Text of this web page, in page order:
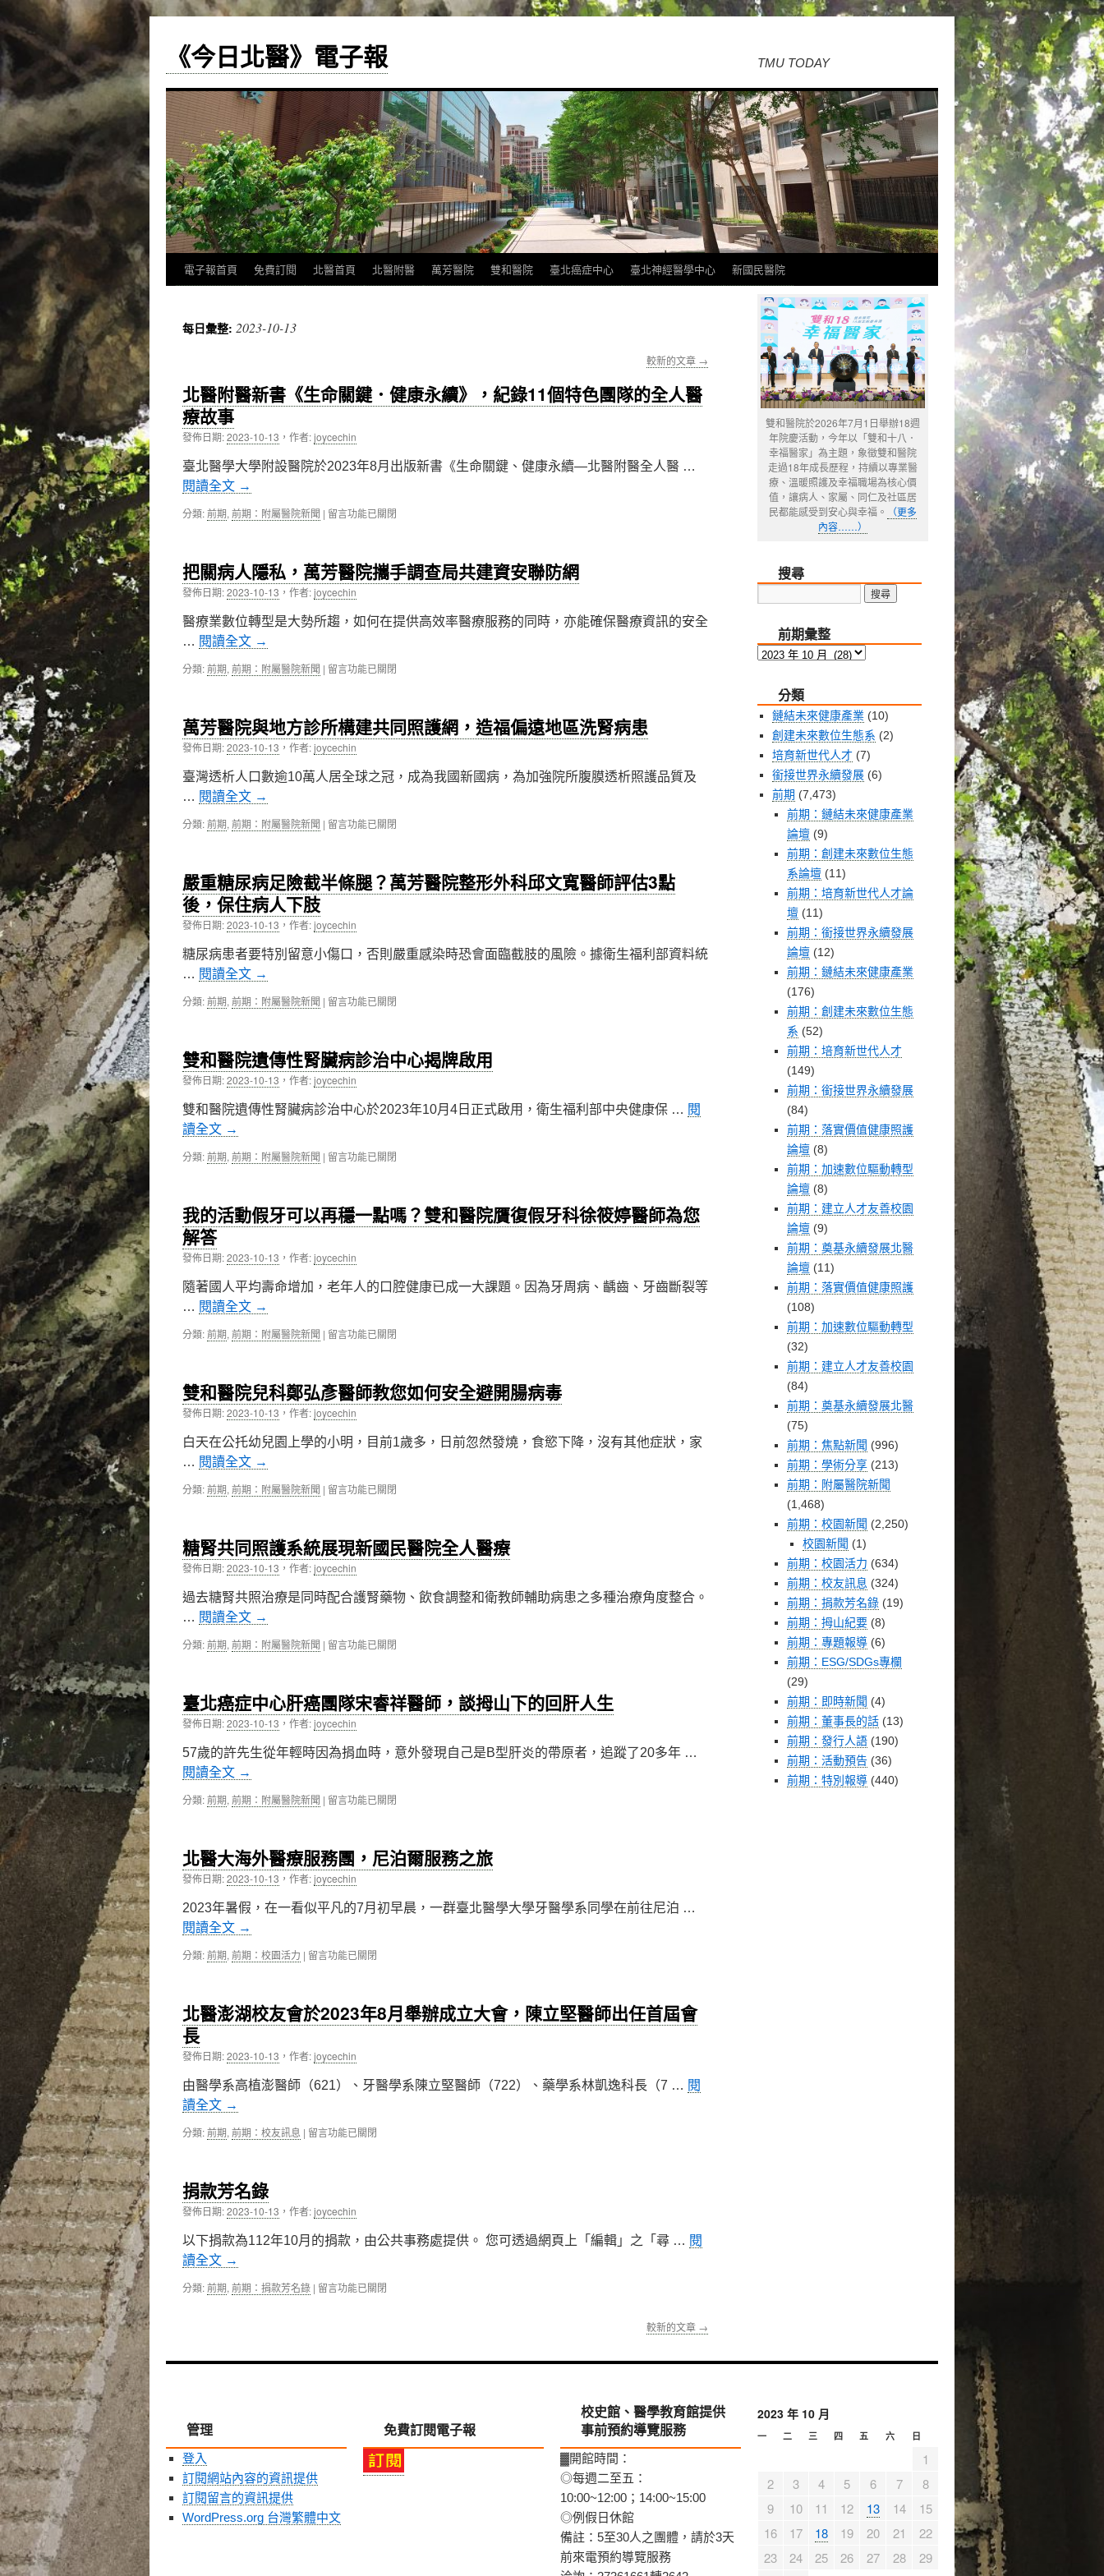
《今日北醫》電子報 TMU TODAY
跳
主
內
容
電子報首頁 免費訂閱 北醫首頁 北醫附醫 萬芳醫院 雙和醫院 臺北癌症中心 臺北神經醫學中心 新國民醫院
每日彙整: 2023-10-13
較新的文章 →
北醫附醫新書《生命關鍵．健康永續》，紀錄11個特色團隊的全人醫
療故事
發佈日期:2023-10-13 ， 作者:joycechin
臺北醫學大學附設醫院於2023年8月出版新書《生命關鍵、健康永續—北醫附醫全人醫 …
閱讀全文 →
分類:前期, 前期：附屬醫院新聞 | 在
醫
新
書
《生
命
健
續》，
紀
錄
個
團
人
醫
故
中
留言功能已關閉
把關病人隱私，萬芳醫院攜手調查局共建資安聯防網
發佈日期:2023-10-13 ， 作者:joycechin
醫療業數位轉型是大勢所趨，如何在提供高效率醫療服務的同時，亦能確保醫療資訊的安全
… 閱讀全文 →
分類:前期, 前期：附屬醫院新聞 | 在
人
隱
私，
萬
芳
攜
查
局
資
安
聯
中
留言功能已關閉
萬芳醫院與地方診所構建共同照護網，造福偏遠地區洗腎病患
發佈日期:2023-10-13 ， 作者:joycechin
臺灣透析人口數逾10萬人居全球之冠，成為我國新國病，為加強院所腹膜透析照護品質及
… 閱讀全文 →
分類:前期, 前期：附屬醫院新聞 | 在
院
與
方
所
共
網，
造
福
偏
遠
洗
患〉
中
留言功能已關閉
嚴重糖尿病足險截半條腿？萬芳醫院整形外科邱文寬醫師評估3點
後，保住病人下肢
發佈日期:2023-10-13 ， 作者:joycechin
糖尿病患者要特別留意小傷口，否則嚴重感染時恐會面臨截肢的風險。據衛生福利部資料統
… 閱讀全文 →
分類:前期, 前期：附屬醫院新聞 | 在
尿
病
足
險
截
腿？
醫
院
外
科
邱
醫
估
3
點
保
人
留言功能已關閉
雙和醫院遺傳性腎臟病診治中心揭牌啟用
發佈日期:2023-10-13 ， 作者:joycechin
雙和醫院遺傳性腎臟病診治中心於2023年10月4日正式啟用，衛生福利部中央健康保 … 閱
讀全文 →
分類:前期, 前期：附屬醫院新聞 | 在
院
遺
性
臟
治
牌
啟
用〉
中
留言功能已關閉
我的活動假牙可以再穩一點嗎？雙和醫院贋復假牙科徐筱婷醫師為您
解答
發佈日期:2023-10-13 ， 作者:joycechin
隨著國人平均壽命增加，老年人的口腔健康已成一大課題。因為牙周病、齲齒、牙齒斷裂等
… 閱讀全文 →
分類:前期, 前期：附屬醫院新聞 | 在
動
假
牙
可
以
一
雙
和
醫
贋
牙
婷
醫
師
為
您
中
留言功能已關閉
雙和醫院兒科鄭弘彥醫師教您如何安全避開腸病毒
發佈日期:2023-10-13 ， 作者:joycechin
白天在公托幼兒園上學的小明，目前1歲多，日前忽然發燒，食慾下降，沒有其他症狀，家
… 閱讀全文 →
分類:前期, 前期：附屬醫院新聞 | 在
院
兒
科
鄭
弘
師
如
何
安
避
病
留言功能已關閉
糖腎共同照護系統展現新國民醫院全人醫療
發佈日期:2023-10-13 ， 作者:joycechin
過去糖腎共照治療是同時配合護腎藥物、飲食調整和衛教師輔助病患之多種治療角度整合。
… 閱讀全文 →
分類:前期, 前期：附屬醫院新聞 | 在
同
照
護
系
統
新
醫
院
全
醫
留言功能已關閉
臺北癌症中心肝癌團隊宋睿祥醫師，談拇山下的回肝人生
發佈日期:2023-10-13 ， 作者:joycechin
57歲的許先生從年輕時因為捐血時，意外發現自己是B型肝炎的帶原者，追蹤了20多年 …
閱讀全文 →
分類:前期, 前期：附屬醫院新聞 | 在
症
中
心
肝
癌
宋
醫
師，
山
下
的
人
留言功能已關閉
北醫大海外醫療服務團，尼泊爾服務之旅
發佈日期:2023-10-13 ， 作者:joycechin
2023年暑假，在一看似平凡的7月初早晨，一群臺北醫學大學牙醫學系同學在前往尼泊 …
閱讀全文 →
分類:前期, 前期：校園活力 | 在
海
外
療
務
泊
旅〉
中
留言功能已關閉
北醫澎湖校友會於2023年8月舉辦成立大會，陳立堅醫師出任首屆會
長
發佈日期:2023-10-13 ， 作者:joycechin
由醫學系高植澎醫師（621）、牙醫學系陳立堅醫師（722）、藥學系林凱逸科長（7 … 閱
讀全文 →
分類:前期, 前期：校友訊息 | 在
校
友
會
於
8
立
師
出
首
留言功能已關閉
捐款芳名錄
發佈日期:2023-10-13 ， 作者:joycechin
以下捐款為112年10月的捐款，由公共事務處提供。 您可透過網頁上「編輯」之「尋 … 閱
讀全文 →
分類:前期, 前期：捐款芳名錄 | 在
錄〉
留言功能已關閉
較新的文章 →
雙和醫院於2026年7月1日舉辦18週
年院慶活動，今年以「雙和十八．
幸福醫家」為主題，象徵雙和醫院
走過18年成長歷程，持續以專業醫
療、溫暖照護及幸福職場為核心價
值，讓病人、家屬、同仁及社區居
民都能感受到安心與幸福。
（更多
內容……）
搜尋
前期彙整
前
整
分類
鏈結未來健康產業 (10)
創建未來數位生態系 (2)
培育新世代人才 (7)
銜接世界永續發展 (6)
前期 (7,473)
前期：鏈結未來健康產業
論壇 (9)
前期：創建未來數位生態
系論壇 (11)
前期：培育新世代人才論
壇 (11)
前期：銜接世界永續發展
論壇 (12)
前期：鏈結未來健康產業
(176)
前期：創建未來數位生態
系 (52)
前期：培育新世代人才
(149)
前期：銜接世界永續發展
(84)
前期：落實價值健康照護
論壇 (8)
前期：加速數位驅動轉型
論壇 (8)
前期：建立人才友善校園
論壇 (9)
前期：奠基永續發展北醫
論壇 (11)
前期：落實價值健康照護
(108)
前期：加速數位驅動轉型
(32)
前期：建立人才友善校園
(84)
前期：奠基永續發展北醫
(75)
前期：焦點新聞 (996)
前期：學術分享 (213)
前期：附屬醫院新聞
(1,468)
前期：校園新聞 (2,250)
校園新聞 (1)
前期：校園活力 (634)
前期：校友訊息 (324)
前期：捐款芳名錄 (19)
前期：拇山紀要 (8)
前期：專題報導 (6)
前期：ESG/SDGs專欄
(29)
前期：即時新聞 (4)
前期：董事長的話 (13)
前期：發行人語 (190)
前期：活動預告 (36)
前期：特別報導 (440)
管理
登入
訂閱網站內容的資訊提供
訂閱留言的資訊提供
WordPress.org 台灣繁體中文
免費訂閱電子報
校史館、醫學教育館提供
事前預約導覽服務
▓開館時間：
◎每週二至五：
10:00~12:00；14:00~15:00
◎例假日休館
備註：5至30人之團體，請於3天
前來電預約導覽服務
2023 年 10 月
一 二 三 四 五 六 日
1
2
3 4 5 6 7
8
9
10 11 12 13 14
15
16
17 18 19 20 21
22
23
24 25 26 27 28
29